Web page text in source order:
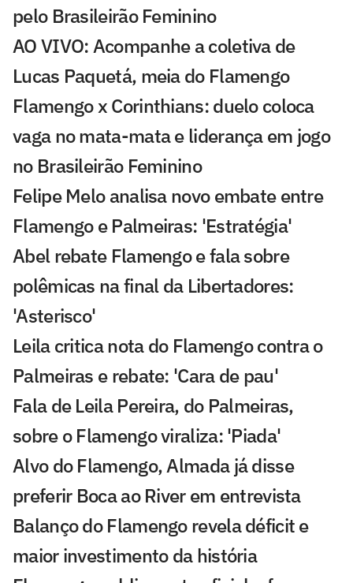
pelo Brasileirão Feminino
AO VIVO: Acompanhe a coletiva de
Lucas Paquetá, meia do Flamengo
Flamengo x Corinthians: duelo coloca
vaga no mata-mata e liderança em jogo
no Brasileirão Feminino
Felipe Melo analisa novo embate entre
Flamengo e Palmeiras: 'Estratégia'
Abel rebate Flamengo e fala sobre
polêmicas na final da Libertadores:
'Asterisco'
Leila critica nota do Flamengo contra o
Palmeiras e rebate: 'Cara de pau'
Fala de Leila Pereira, do Palmeiras,
sobre o Flamengo viraliza: 'Piada'
Alvo do Flamengo, Almada já disse
preferir Boca ao River em entrevista
Balanço do Flamengo revela déficit e
maior investimento da história